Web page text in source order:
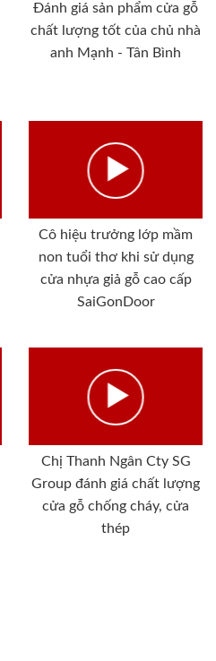
Đánh giá sản phẩm cửa gỗ
chất lượng tốt của chủ nhà
anh Mạnh - Tân Bình
Cô hiệu trưởng lớp mầm
non tuổi thơ khi sử dụng
cửa nhựa giả gỗ cao cấp
SaiGonDoor
Chị Thanh Ngân Cty SG
Group đánh giá chất lượng
cửa gỗ chống cháy, cửa
thép